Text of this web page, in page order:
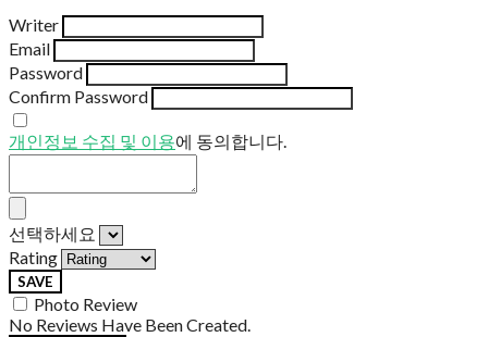
Writer
Email
Password
Confirm Password
개인정보 수집 및 이용에 동의합니다.
선택하세요
Rating
SAVE
Photo Review
No Reviews Have Been Created.